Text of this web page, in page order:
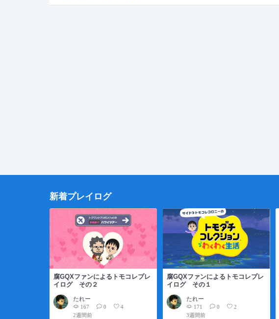
新着プレイログ
腐GQXファンによるトモコレプレ
イログ その２
たれー
167 0
4
2週間前
腐GQXファンによるトモコレプレ
イログ その１
たれー
171 0
2
3週間前